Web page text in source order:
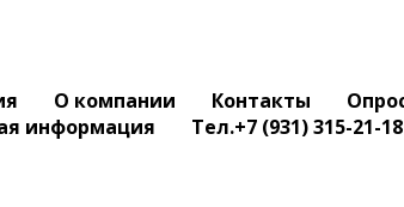
О компании Контакты
информация
Тел.+7 (931) 315-21-18
Контакт ламельный